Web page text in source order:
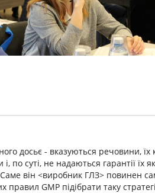
досьє - вказуються речовини,
суті, не надаються гарантії їх
він <виробник ГЛЗ> повинен
GMP підібрати таку